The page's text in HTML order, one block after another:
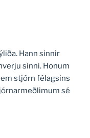
Hann sinnir
sinni. Honum
stjórn félagsins
sé